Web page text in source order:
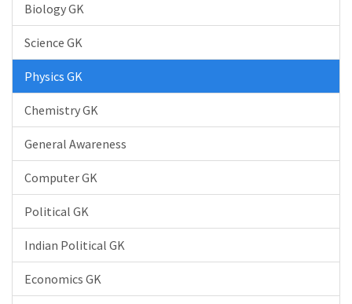
Biology GK
Science GK
Physics GK
Chemistry GK
General Awareness
Computer GK
Political GK
Indian Political GK
Economics GK